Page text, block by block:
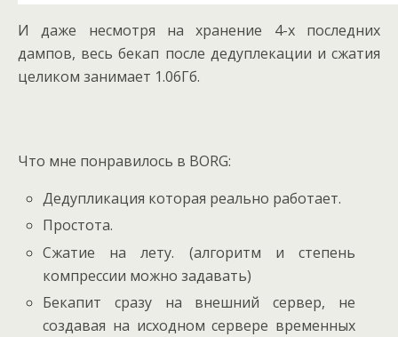
И даже несмотря на хранение 4-х последних
дампов, весь бекап после дедуплекации и сжатия
целиком занимает 1.06Гб.
Что мне понравилось в BORG:
Дедупликация которая реально работает.
Простота.
Сжатие на лету. (алгоритм и степень
компрессии можно задавать)
Бекапит сразу на внешний сервер, не
создавая на исходном сервере временных